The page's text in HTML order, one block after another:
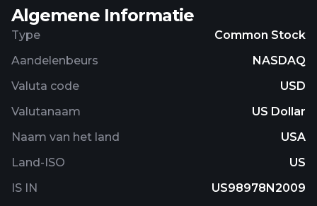
Algemene Informatie
Type
Common Stock
Aandelenbeurs
NASDAQ
Valuta code
USD
Valutanaam
US Dollar
Naam van het land
USA
Land-ISO
US
IS IN
US98978N2009